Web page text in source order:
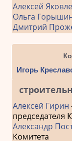
Алексей
Ольга
Дмитрий
Игорь
Алексей Гирин
председателя
Александр
Комитета